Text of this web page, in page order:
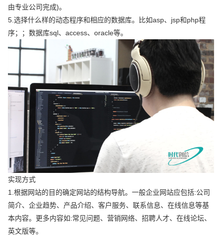
由专业公司完成)。
5.选择什么样的动态程序和相应的数据库。比如asp、jsp和php程
序；；数据库sql、access、oracle等。
实现方式
1.根据网站的目的确定网站的结构导航。一般企业网站应包括:公司
简介、企业趋势、产品介绍、客户服务、联系信息、在线信息等基
本内容。更多内容如:常见问题、营销网络、招聘人才、在线论坛、
英文版等。